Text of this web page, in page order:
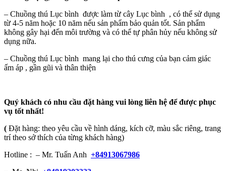
– Chuồng thú Lục bình được làm từ cây Lục bình , có thể sử dụng
từ 4-5 năm hoặc 10 năm nếu sản phẩm bảo quản tốt. Sản phẩm
không gây hại đến môi trường và có thể tự phân hủy nếu không sử
dụng nữa.
– Chuồng thú Lục bình mang lại cho thú cưng của bạn cảm giác
ấm áp , gần gũi và thân thiện
Quý khách có nhu cầu đặt hàng vui lòng liên hệ để được phục
vụ tốt nhất!
( Đặt hàng: theo yêu cầu về hình dáng, kích cỡ, màu sắc riêng, trang
trí theo sở thích của từng khách hàng)
Hotline : – Mr. Tuấn Anh +84913067986